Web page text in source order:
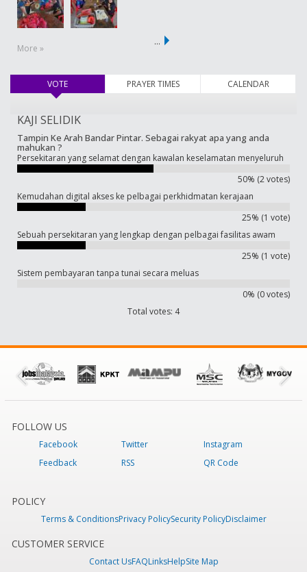
More »
…
VOTE(active tab) PRAYER TIMES CALENDAR
KAJI SELIDIK
Tampin Ke Arah Bandar Pintar. Sebagai rakyat apa yang anda
mahukan ?
Persekitaran yang selamat dengan kawalan keselamatan menyeluruh
50% (2 votes)
Kemudahan digital akses ke pelbagai perkhidmatan kerajaan
25% (1 vote)
Sebuah persekitaran yang lengkap dengan pelbagai fasilitas awam
25% (1 vote)
Sistem pembayaran tanpa tunai secara meluas
0% (0 votes)
Total votes: 4
FOLLOW US
Facebook Twitter
Instagram
Feedback
RSS QR Code
POLICY
Terms & ConditionsPrivacy PolicySecurity PolicyDisclaimer
CUSTOMER SERVICE
Contact UsFAQLinksHelpSite Map